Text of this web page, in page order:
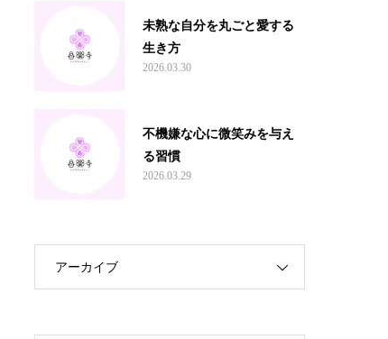
未熟な自分を丸ごと愛する
生き方
2026.03.30
不機嫌な心に微笑みを与え
る習慣
2026.03.29
アーカイブ